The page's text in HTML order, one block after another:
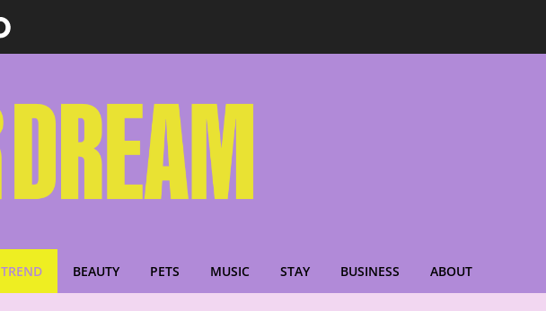
TREND BEAUTY PETS MUSIC STAY BUSINESS ABOUT